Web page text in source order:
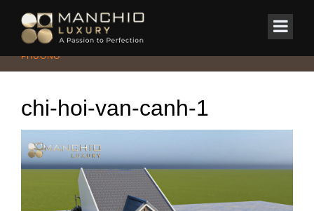
Home/BIỆT THỰ/ BIỆT THỰ HIỆN ĐẠI GỖ ÓC CHÓ TẠI XUÂN
PHƯƠNG
chi-hoi-van-canh-1